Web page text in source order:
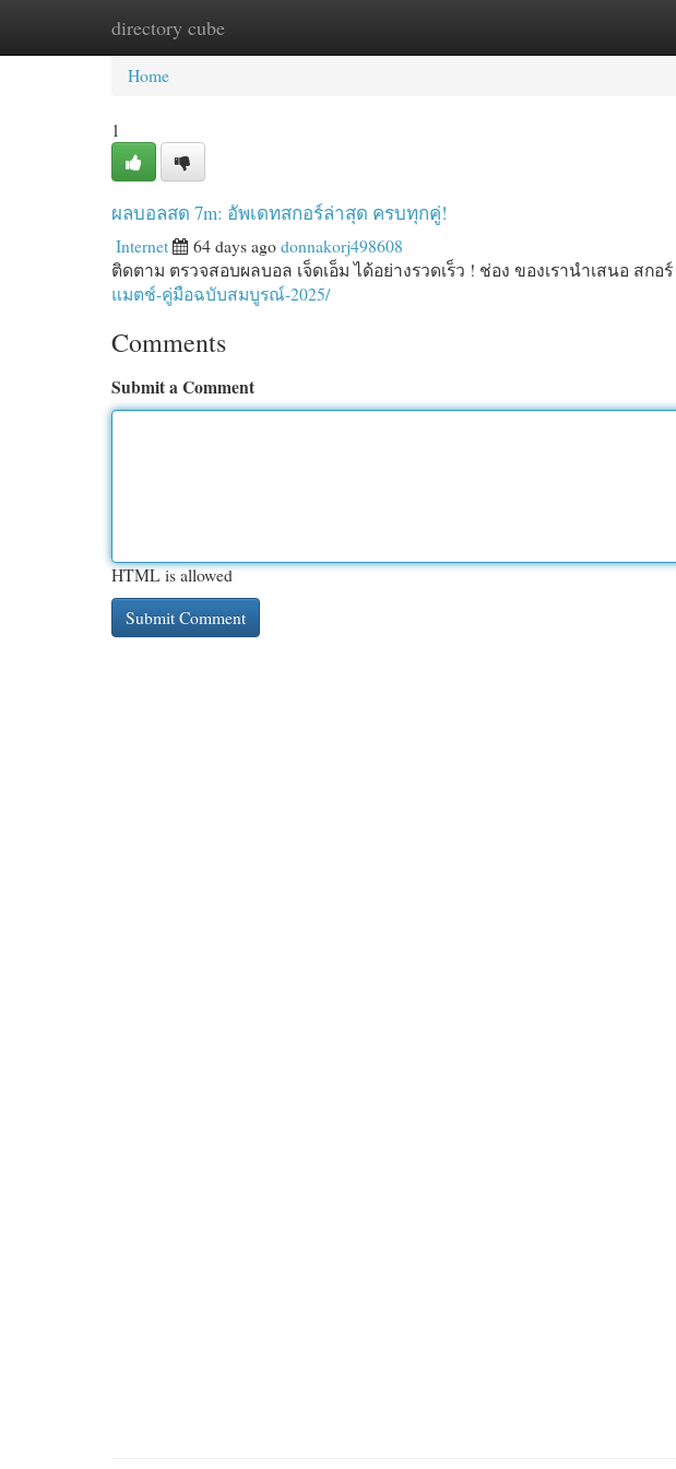
directory cube
Home New Site Listings
Home
1
ผลบอลสด 7m: อัพเดทสกอร์ล่าสุด ครบทุกคู่!
Internet 64 days agodonnakorj498608
ติดตาม ตรวจสอบผลบอล เจ็ดเอ็ม ได้อย่างรวดเร็ว ! ช่อง ของเรานำเสนอ สกอร์
แมตช์-คู่มือฉบับสมบูรณ์-2025/
Comments
Submit a Comment
HTML is allowed